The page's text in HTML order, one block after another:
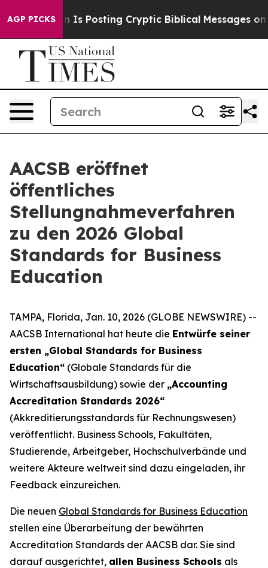
AGP PICKSIs Posting Cryptic Biblical Messages on
AACSB eröffnet
öffentliches
Stellungnahmeverfahren
zu den 2026 Global
Standards for Business
Education
TAMPA, Florida, Jan. 10, 2026 (GLOBE NEWSWIRE) --
AACSB International hat heute die Entwürfe seiner
ersten „Global Standards for Business
Education“ (Globale Standards für die
Wirtschaftsausbildung) sowie der „Accounting
Accreditation Standards 2026“
(Akkreditierungsstandards für Rechnungswesen)
veröffentlicht. Business Schools, Fakultäten,
Studierende, Arbeitgeber, Hochschulverbände und
weitere Akteure weltweit sind dazu eingeladen, ihr
Feedback einzureichen.
Die neuen Global Standards for Business Education
stellen eine Überarbeitung der bewährten
Accreditation Standards der AACSB dar. Sie sind
darauf ausgerichtet, allen Business Schools als